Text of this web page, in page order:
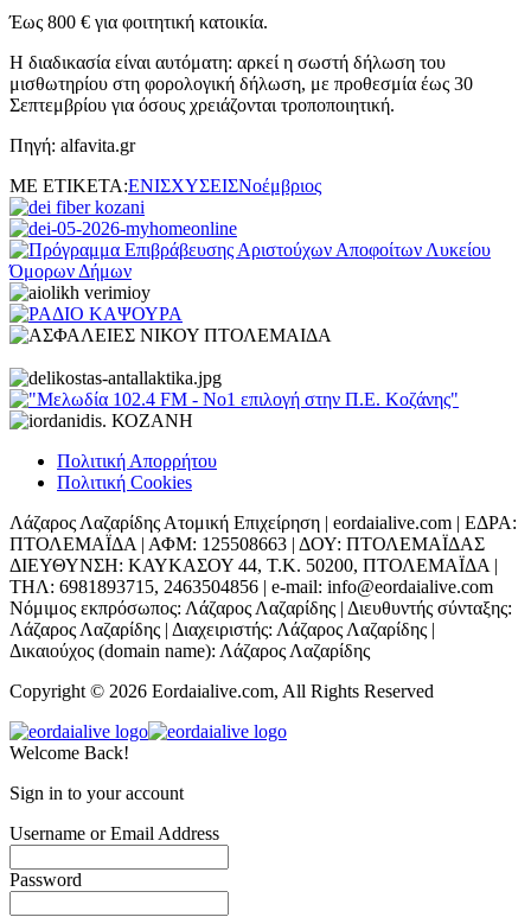
Έως 800 € για φοιτητική κατοικία.
Η διαδικασία είναι αυτόματη: αρκεί η σωστή δήλωση του
μισθωτηρίου στη φορολογική δήλωση, με προθεσμία έως 30
Σεπτεμβρίου για όσους χρειάζονται τροποποιητική.
Πηγή: alfavita.gr
ΜΕ ΕΤΙΚΕΤΑ:ΕΝΙΣΧΥΣΕΙΣΝοέμβριος
Πολιτική Απορρήτου
Πολιτική Cookies
Λάζαρος Λαζαρίδης Ατομική Επιχείρηση | eordaialive.com | ΕΔΡΑ:
ΠΤΟΛΕΜΑΪΔΑ | ΑΦΜ: 125508663 | ΔΟΥ: ΠΤΟΛΕΜΑΪΔΑΣ
ΔΙΕΥΘΥΝΣΗ: ΚΑΥΚΑΣΟΥ 44, Τ.Κ. 50200, ΠΤΟΛΕΜΑΪΔΑ |
ΤΗΛ: 6981893715, 2463504856 | e-mail: info@eordaialive.com
Νόμιμος εκπρόσωπος: Λάζαρος Λαζαρίδης | Διευθυντής σύνταξης:
Λάζαρος Λαζαρίδης | Διαχειριστής: Λάζαρος Λαζαρίδης |
Δικαιούχος (domain name): Λάζαρος Λαζαρίδης
Copyright © 2026 Eordaialive.com, All Rights Reserved
Welcome Back!
Sign in to your account
Username or Email Address
Password